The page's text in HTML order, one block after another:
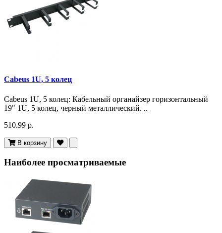
Cabeus 1U, 5 колец
Cabeus 1U, 5 колец: Кабельный органайзер горизонтальный
19" 1U, 5 колец, черный металлический. ..
510.99 р.
В корзину
Наиболее просматриваемые